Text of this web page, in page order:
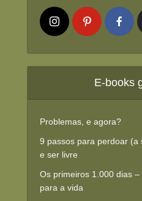
E-books
Problemas, e agora?
9 passos para perdoar (a
e ser livre
Os primeiros 1.000 dias
para a vida